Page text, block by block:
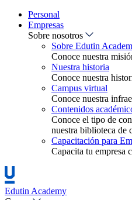
Personal
Empresas
Sobre nosotros
Sobre Edutin
Conoce nuestra
Nuestra historia
Conoce nuestra
Campus virtual
Conoce nuestra
Contenidos
Conoce el tipo de
nuestra biblioteca de
Capacitación para
Capacita tu empresa
Edutin Academy